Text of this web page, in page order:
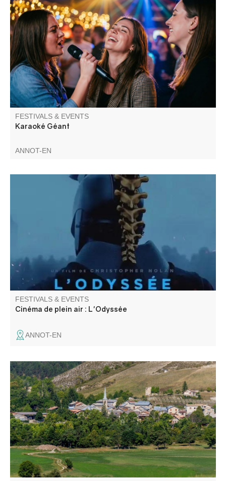
Venez participer à un karaoké géant. Snack et buvette sur
place pour un moment convivial.
FESTIVALS & EVENTS
Karaoké Géant
ANNOT-EN
Le Cinéma de Pays et la Mairie d'Annot vous proposent
une projection en plein air : L'Odyssée
FESTIVALS & EVENTS
Cinéma de plein air : L'Odyssée
ANNOT-EN
Messe en l'église suivie d'un apéritif offert par la
municipalité. Concours de boules en doublette choie/ 3
boules et soirée fluo animée avec DJ Totor. Buvette et
snacking du comité des fêtes sur place.